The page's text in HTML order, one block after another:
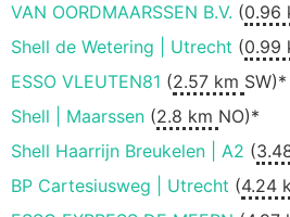
VAN OORDMAARSSEN B.V. (0.96
Shell de Wetering | Utrecht (0.99
ESSO VLEUTEN81 (2.57 km SW)*
Shell | Maarssen (2.8 km NO)*
Shell Haarrijn Breukelen | A2 (
BP Cartesiusweg | Utrecht (4.24